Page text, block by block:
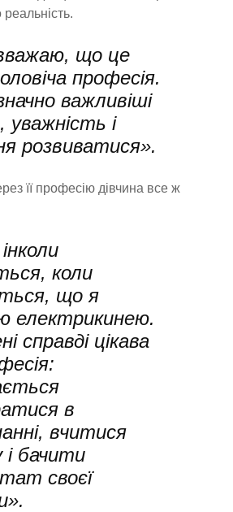
що це
професія.
важливіші
уважність і
розвиватися».
її професію дівчина все ж
коли
що я
електрикинею.
справді цікава
в
вчитися
і бачити
своєї